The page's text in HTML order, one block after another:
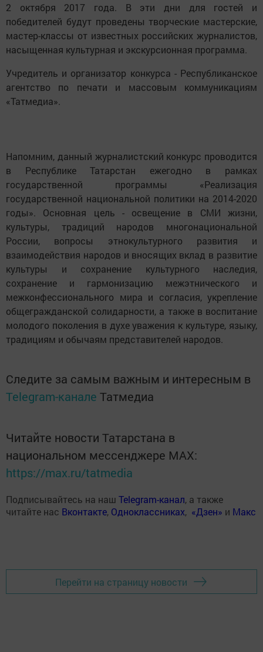
2 октября 2017 года. В эти дни для гостей и
победителей будут проведены творческие мастерские,
мастер-классы от известных российских журналистов,
насыщенная культурная и экскурсионная программа.
Учредитель и организатор конкурса - Республиканское
агентство по печати и массовым коммуникациям
«Татмедиа».
Напомним, данный журналистский конкурс проводится
в Республике Татарстан ежегодно в рамках
государственной программы «Реализация
государственной национальной политики на 2014-2020
годы». Основная цель - освещение в СМИ жизни,
культуры, традиций народов многонациональной
России, вопросы этнокультурного развития и
взаимодействия народов и вносящих вклад в развитие
культуры и сохранение культурного наследия,
сохранение и гармонизацию межэтнического и
межконфессионального мира и согласия, укрепление
общегражданской солидарности, а также в воспитание
молодого поколения в духе уважения к культуре, языку,
традициям и обычаям представителей народов.
Следите за самым важным и интересным в
Telegram-канале Татмедиа
Читайте новости Татарстана в
национальном мессенджере MАХ:
https://max.ru/tatmedia
Подписывайтесь на наш Telegram-канал, а также
читайте нас Вконтакте, Одноклассниках, «Дзен» и Макс
Перейти на страницу новости